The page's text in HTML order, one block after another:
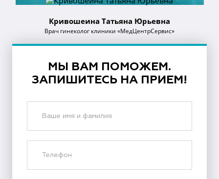
Кривошеина Татьяна Юрьевна
Врач гинеколог клиники «МедЦентрСервис»
МЫ ВАМ ПОМОЖЕМ.
ЗАПИШИТЕСЬ НА ПРИЕМ!